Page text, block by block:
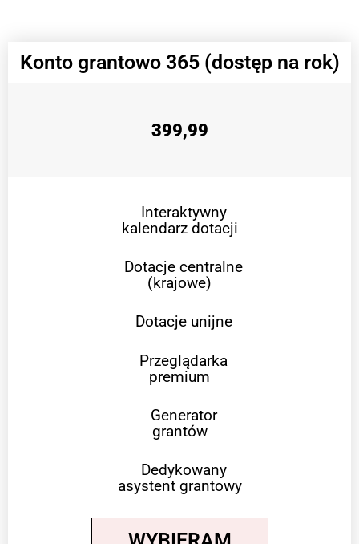
Konto grantowo 365 (dostęp na rok)
399,99
Interaktywny
kalendarz dotacji
Dotacje centralne
(krajowe)
Dotacje unijne
Przeglądarka
premium
Generator
grantów
Dedykowany
asystent grantowy